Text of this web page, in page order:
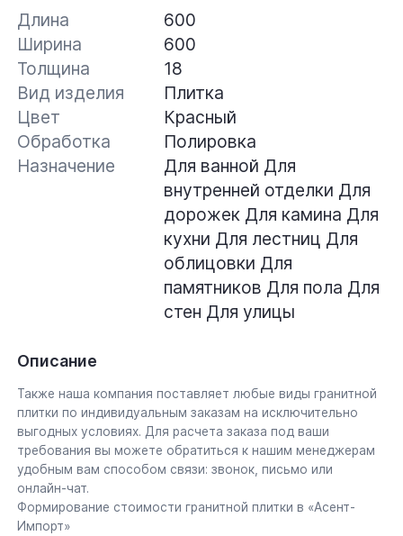
Длина
600
Ширина
600
Толщина
18
Вид изделия
Плитка
Цвет
Красный
Обработка
Полировка
Назначение
Для ванной Для
внутренней отделки Для
дорожек Для камина Для
кухни Для лестниц Для
облицовки Для
памятников Для пола Для
стен Для улицы
Описание
Также наша компания поставляет любые виды гранитной
плитки по индивидуальным заказам на исключительно
выгодных условиях. Для расчета заказа под ваши
требования вы можете обратиться к нашим менеджерам
удобным вам способом связи: звонок, письмо или
онлайн-чат.
Формирование стоимости гранитной плитки в «Асент-
Импорт»